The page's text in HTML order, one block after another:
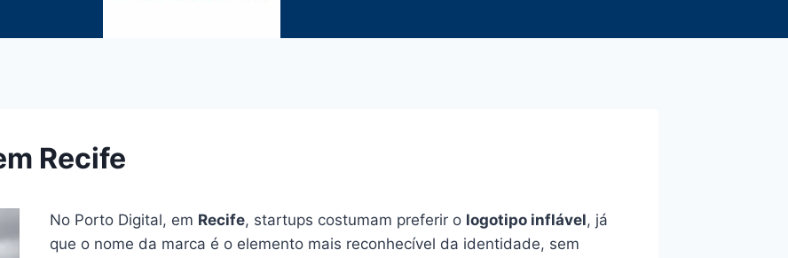
Recife
No Porto Digital, em Recife, startups costumam preferir o logotipo inflável, já
que o nome da marca é o elemento mais reconhecível da identidade, sem